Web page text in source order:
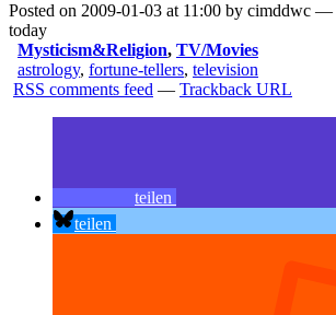
Posted on 2009-01-03 at 11:00 by cimddwc
today
Mysticism&Religion, TV/Movies
astrology, fortune-tellers, television
RSS comments feed — Trackback URL
teilen
teilen